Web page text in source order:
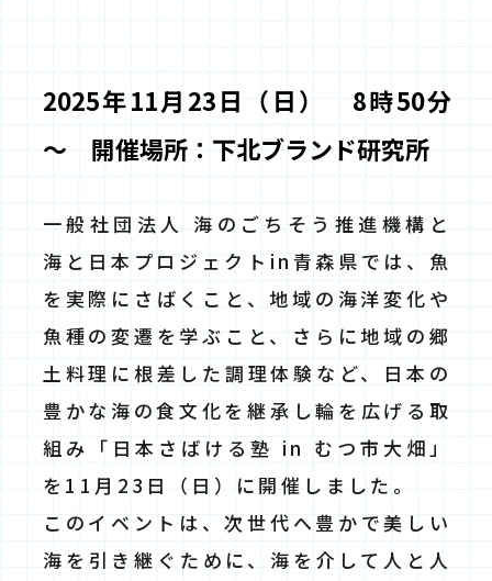
2025年11月23日（日） 8時50分
～ 開催場所：下北ブランド研究所
一般社団法人 海のごちそう推進機構と
海と日本プロジェクトin青森県では、魚
を実際にさばくこと、地域の海洋変化や
魚種の変遷を学ぶこと、さらに地域の郷
土料理に根差した調理体験など、日本の
豊かな海の食文化を継承し輪を広げる取
組み「日本さばける塾 in むつ市大畑」
を11月23日（日）に開催しました。
このイベントは、次世代へ豊かで美しい
海を引き継ぐために、海を介して人と人